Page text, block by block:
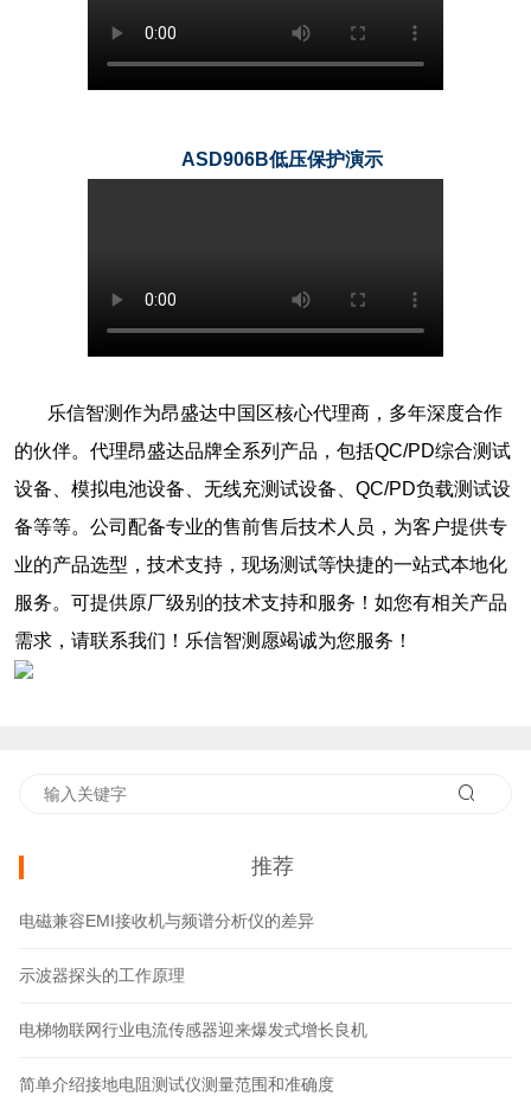
ASD906B低压保护演示
乐信智测作为昂盛达中国区核心代理商，多年深度合作
的伙伴。代理昂盛达品牌全系列产品，包括QC/PD综合测试
设备、模拟电池设备、无线充测试设备、QC/PD负载测试设
备等等。公司配备专业的售前售后技术人员，为客户提供专
业的产品选型，技术支持，现场测试等快捷的一站式本地化
服务。可提供原厂级别的技术支持和服务！如您有相关产品
需求，请联系我们！乐信智测愿竭诚为您服务！
推荐
电磁兼容EMI接收机与频谱分析仪的差异
示波器探头的工作原理
电梯物联网行业电流传感器迎来爆发式增长良机
简单介绍接地电阻测试仪测量范围和准确度